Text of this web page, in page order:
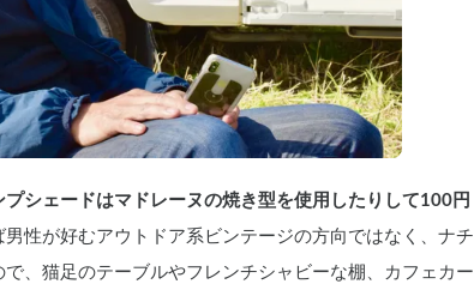
プシェードはマドレーヌの焼き型を使用したりして100円
性が好むアウトドア系ビンテージの方向ではなく、ナチ
、猫足のテーブルやフレンチシャビーな棚、カフェカー